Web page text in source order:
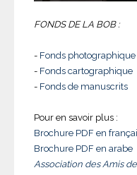
FONDS DE LA BOB :
- Fonds photographique
- Fonds cartographique
- Fonds de manuscrits
Pour en savoir plus :
Brochure PDF en
Brochure PDF en arabe
Association des Amis